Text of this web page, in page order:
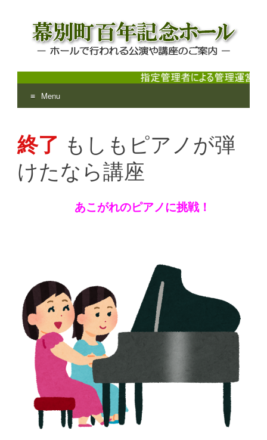
幕別町百年記念ホール
ホールで行われる公演や講座のご案内
Menu
content
終了 もしもピアノが弾
けたなら講座
あこがれのピアノに挑戦！